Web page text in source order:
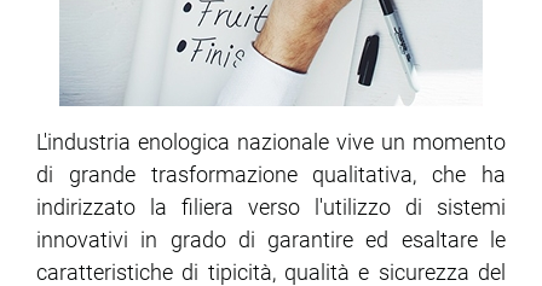
L'industria enologica nazionale vive un momento
di grande trasformazione qualitativa, che ha
indirizzato la filiera verso l'utilizzo di sistemi
innovativi in grado di garantire ed esaltare le
caratteristiche di tipicità, qualità e sicurezza del